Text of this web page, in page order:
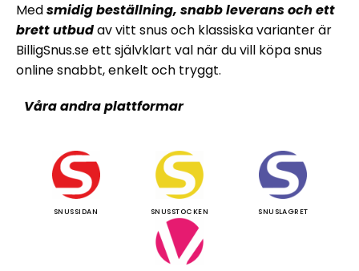
Medsmidig beställning, snabb leverans och ett
brett utbudav vitt snus och klassiska varianter är
BilligSnus.se ett självklart val när du vill köpa snus
online snabbt, enkelt och tryggt.
Våra andra plattformar
SNUSSIDAN SNUSSTOCKEN SNUSLAGRET